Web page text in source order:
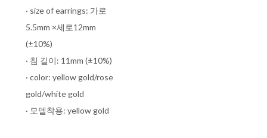
· size of earrings: 가로
5.5mm ×세로12mm
(±10%)
· 침 길이: 11mm (±10%)
· color: yellow gold/rose
gold/white gold
· 모델착용: yellow gold